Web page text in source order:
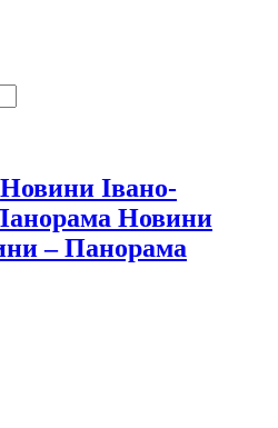
Новини Івано-
Новини
– Панорама